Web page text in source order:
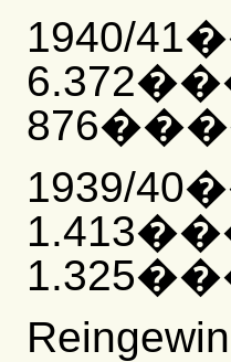
1940/
1939/